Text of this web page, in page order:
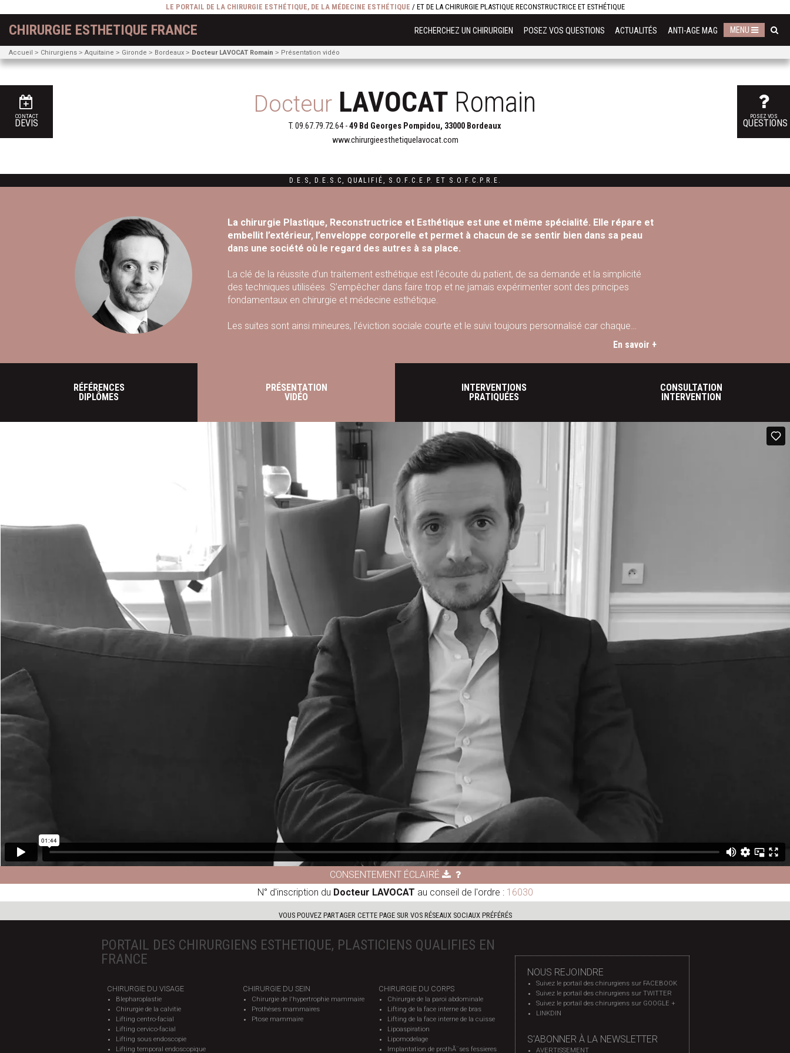
LE PORTAIL DE LA CHIRURGIE ESTHÉTIQUE, DE LA MÉDECINE ESTHÉTIQUE / ET DE LA CHIRURGIE PLASTIQUE RECONSTRUCTRICE ET ESTHÉTIQUE
CHIRURGIE ESTHETIQUE FRANCE RECHERCHEZ UN CHIRURGIEN POSEZ VOS QUESTIONS ACTUALITÉS ANTI-AGE MAG MENU
Accueil Chirurgiens Aquitaine Gironde Bordeaux Docteur LAVOCAT Romain Présentation vidéo
Docteur LAVOCAT Romain
T. 09.67.79.72.64-49 Bd Georges Pompidou, 33000 Bordeaux
www.chirurgieesthetiquelavocat.com
POSEZ VOS
QUESTIONS
CONTACT
DEVIS
D.E.S, D.E.S.C, QUALIFIÉ, S.O.F.C.E.P. ET S.O.F.C.P.R.E.
La chirurgie Plastique, Reconstructrice et Esthétique est une et même spécialité. Elle répare et
embellit l’extérieur, l’enveloppe corporelle et permet à chacun de se sentir bien dans sa peau
dans une société où le regard des autres à sa place.
La clé de la réussite d’un traitement esthétique est l‘écoute du patient, de sa demande et la simplicité
des techniques utilisées. S’empêcher dans faire trop et ne jamais expérimenter sont des principes
fondamentaux en chirurgie et médecine esthétique.
Les suites sont ainsi mineures, l’éviction sociale courte et le suivi toujours personnalisé car chaque
En savoir +
RÉFÉRENCES
DIPLÔMES
PRÉSENTATION
VIDÉO
INTERVENTIONS
PRATIQUÉES
CONSULTATION
INTERVENTION
CONSENTEMENT ÉCLAIRÉ
N° d'inscription du Docteur LAVOCAT au conseil de l'ordre : 16030
VOUS POUVEZ PARTAGER CETTE PAGE SUR VOS RÉSEAUX SOCIAUX PRÉFÉRÉS
PORTAIL DES CHIRURGIENS ESTHETIQUE, PLASTICIENS QUALIFIES EN
FRANCE
CHIRURGIE DU VISAGE
Blepharoplastie
Chirurgie de la calvitie
Lifting centro-facial
Lifting cervico-facial
Lifting sous endoscopie
Lifting temporal endoscopique
CHIRURGIE DU SEIN
Chirurgie de l'hypertrophie mammaire
Prothèses mammaires
Ptose mammaire
CHIRURGIE DU CORPS
Chirurgie de la paroi abdominale
Lifting de la face interne de bras
Lifting de la face interne de la cuisse
Lipoaspiration
Lipomodelage
Implantation de prothÃ¨ses fessieres
NOUS REJOINDRE
Suivez le portail des chirurgiens sur FACEBOOK
Suivez le portail des chirurgiens sur TWITTER
Suivez le portail des chirurgiens sur GOOGLE +
LINKDIN
S'ABONNER À LA NEWSLETTER
AVERTISSEMENT